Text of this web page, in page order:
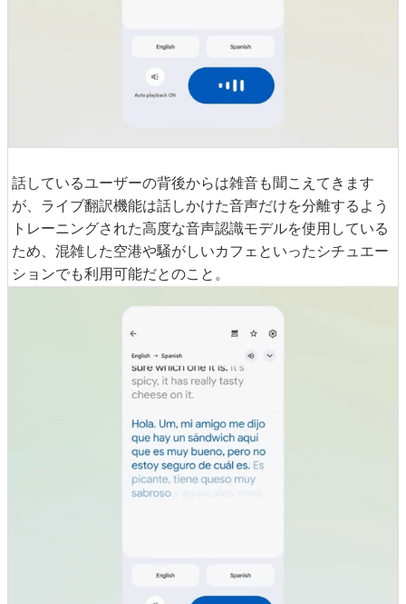
話しているユーザーの背後からは雑音も聞こえてきます
が、ライブ翻訳機能は話しかけた音声だけを分離するよう
トレーニングされた高度な音声認識モデルを使用している
ため、混雑した空港や騒がしいカフェといったシチュエー
ションでも利用可能だとのこと。